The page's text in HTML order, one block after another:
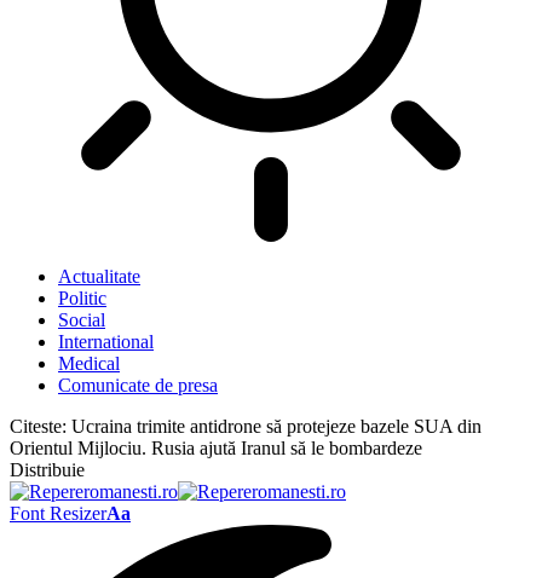
Actualitate
Politic
Social
International
Medical
Comunicate de presa
Citeste: Ucraina trimite antidrone să protejeze bazele SUA din
Orientul Mijlociu. Rusia ajută Iranul să le bombardeze
Distribuie
Font ResizerAa